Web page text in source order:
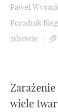
Paweł
Poradnik
zdrowie
wiele